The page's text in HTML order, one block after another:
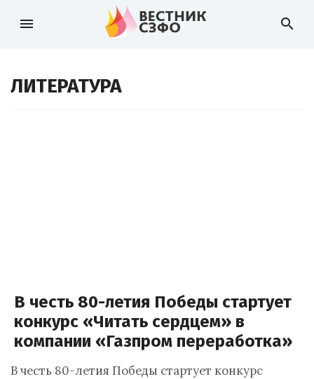
menu search
ЛИТЕРАТУРА
В честь 80-летия Победы стартует
конкурс «Читать сердцем» в
компании «Газпром переработка»
В честь 80-летия Победы стартует конкурс